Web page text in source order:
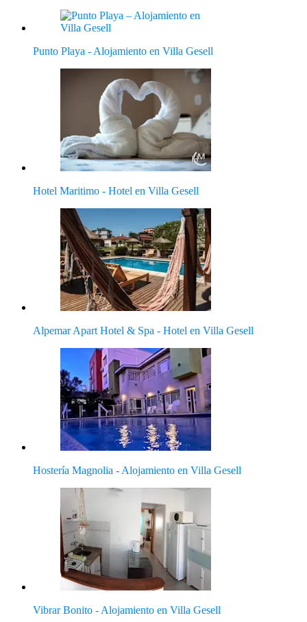
Punto Playa - Alojamiento en Villa Gesell
Hotel Maritimo - Hotel en Villa Gesell
Alpemar Apart Hotel & Spa - Hotel en Villa Gesell
Hostería Magnolia - Alojamiento en Villa Gesell
Vibrar Bonito - Alojamiento en Villa Gesell